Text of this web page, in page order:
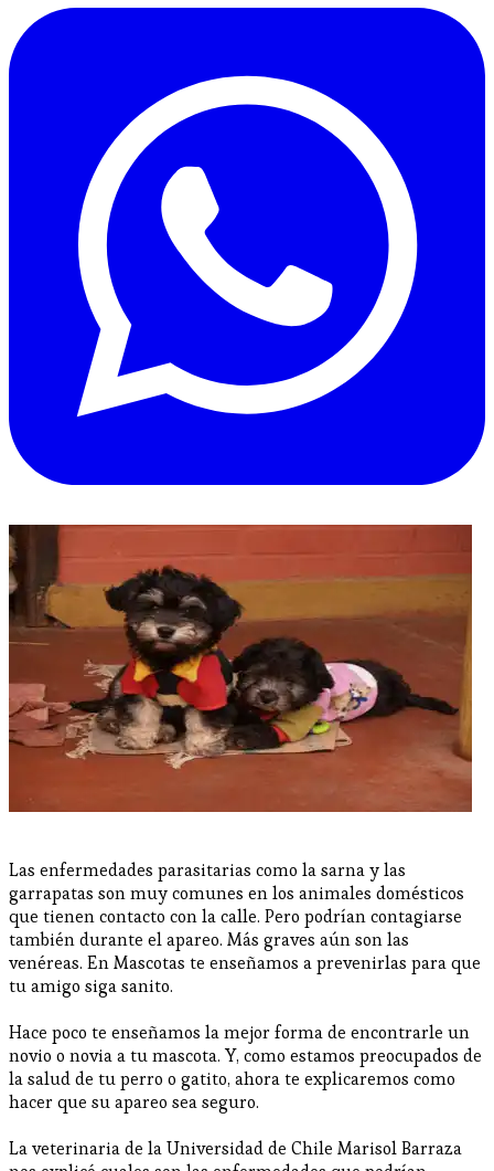
Las enfermedades parasitarias como la sarna y las
garrapatas son muy comunes en los animales domésticos
que tienen contacto con la calle. Pero podrían contagiarse
también durante el apareo. Más graves aún son las
venéreas. En Mascotas te enseñamos a prevenirlas para que
tu amigo siga sanito.
Hace poco te enseñamos la mejor forma de encontrarle un
novio o novia a tu mascota. Y, como estamos preocupados de
la salud de tu perro o gatito, ahora te explicaremos como
hacer que su apareo sea seguro.
La veterinaria de la Universidad de Chile Marisol Barraza